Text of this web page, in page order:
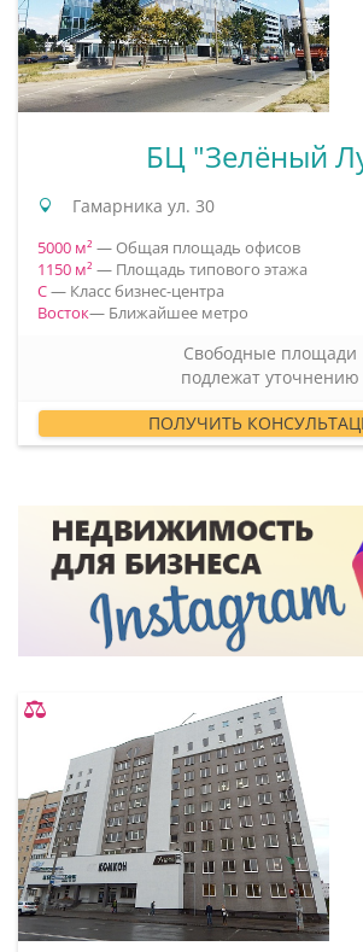
БЦ "Зелёный
Гамарника ул. 30
5000 м² — Общая площадь офисов
1150 м² — Площадь типового этажа
C— Класс бизнес-центра
Восток— Ближайшее метро
Свободные площади
подлежат уточнению
ПОЛУЧИТЬ